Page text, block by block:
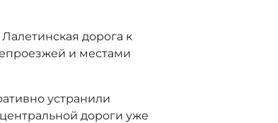
дорога к
и местами
устранили
дороги уже